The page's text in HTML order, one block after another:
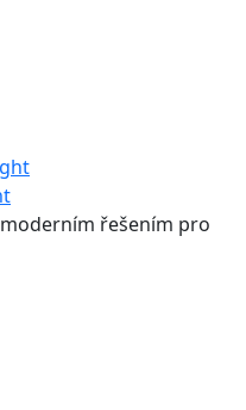
řešením pro